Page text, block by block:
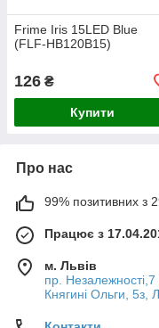
Frime Iris 15LED Blue
(FLF-HB120B15)
126 ₴
Купити
Про нас
99% позитивних з
Працює з
м. Львів
пр. Незалежності,7
Княгині Ольги, 5з,